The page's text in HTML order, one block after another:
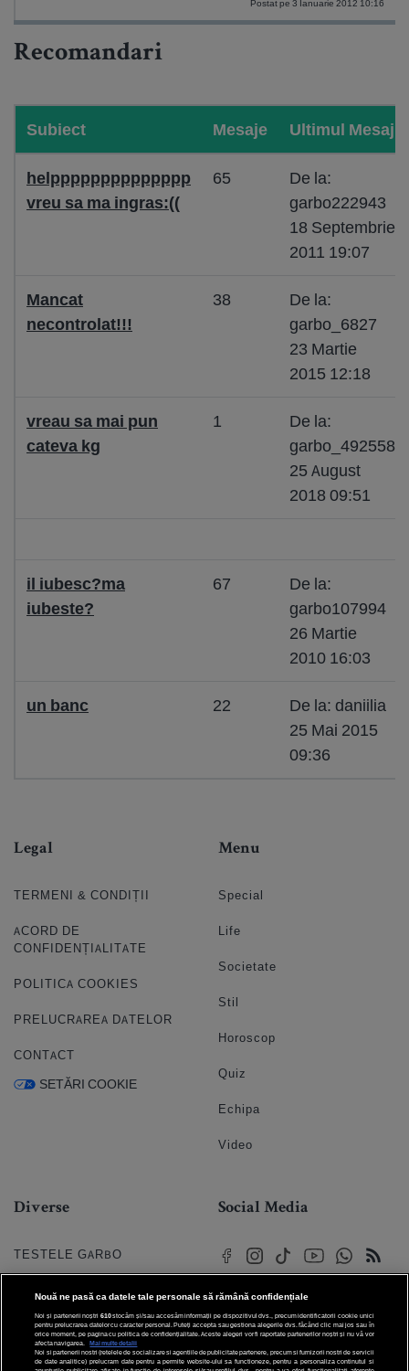
Postat pe 3 Ianuarie 2012 10:16
Recomandari
Subiect Mesaje Ultimul Mesaj
helpppppppppppppp
vreu sa ma ingras:((
65
De la:
garbo222943
18 Septembrie
2011 19:07
Mancat
necontrolat!!!
38
De la:
garbo_6827
23 Martie
2015 12:18
vreau sa mai pun
cateva kg
1
De la:
garbo_492558
25 August
2018 09:51
il iubesc?ma
iubeste?
67
De la:
garbo107994
26 Martie
2010 16:03
un banc 22
De la: daniilia
25 Mai 2015
09:36
Legal
TERMENI & CONDIȚII
ACORD DE
CONFIDENȚIALITATE
POLITICA COOKIES
PRELUCRAREA DATELOR
CONTACT
SETĂRI COOKIE
Menu
Special
Life
Societate
Stil
Horoscop
Quiz
Echipa
Video
Diverse
TESTELE GARBO
HOROSCOP
HOROSCOPUL IUBIRII
FORUMURI
Social Media
© 2026 Internet Corp SRL
Toate drepturile rezervate
Nouă ne pasă ca datele tale personale să rămână confidențiale
Noi și partenerii noștri 610stocăm și/sau accesăm informații pe dispozitivul dvs., precum identificatorii cookie unici
pentru prelucrarea datelor cu caracter personal. Puteți accepta sau gestiona alegerile dvs. făcând clic mai jos sau în
orice moment, pe pagina cu politica de confidențialitate. Aceste alegeri vor fi raportate partenerilor noștri și nu vă vor
afecta navigarea.
Mai multe detalii
Noi si partenerii nostri (retelele de socializare si agentiile de publicitate partenere, precum si furnizorii nostri de servicii
de date analitice) prelucram date pentru a permite website-ului sa functioneze, pentru a personaliza continutul si